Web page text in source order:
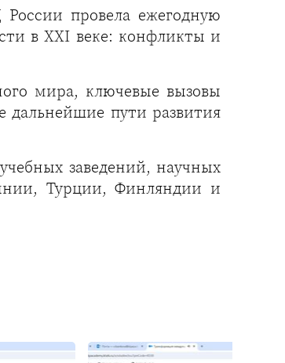
провела ежегодную
в ХХI веке: конфликты и
мира, ключевые вызовы
дальнейшие пути развития
заведений, научных
Турции, Финляндии и